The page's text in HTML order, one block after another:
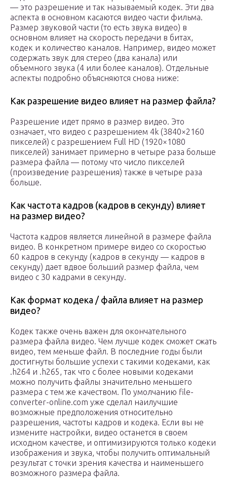
— это разрешение и так называемый кодек. Эти два
аспекта в основном касаются видео части фильма.
Размер звуковой части (то есть звука видео) в
основном влияет на скорость передачи в битах,
кодек и количество каналов. Например, видео может
содержать звук для стерео (два канала) или
объемного звука (4 или более каналов). Отдельные
аспекты подробно объясняются снова ниже:
Как разрешение видео влияет на размер файла?
Разрешение идет прямо в размер видео. Это
означает, что видео с разрешением 4k (3840×2160
пикселей) с разрешением Full HD (1920×1080
пикселей) занимает примерно в четыре раза больше
размера файла — потому что число пикселей
(произведение разрешения) также в четыре раза
больше.
Как частота кадров (кадров в секунду) влияет
на размер видео?
Частота кадров является линейной в размере файла
видео. В конкретном примере видео со скоростью
60 кадров в секунду (кадров в секунду — кадров в
секунду) дает вдвое больший размер файла, чем
видео с 30 кадрами в секунду.
Как формат кодека / файла влияет на размер
видео?
Кодек также очень важен для окончательного
размера файла видео. Чем лучше кодек сможет сжать
видео, тем меньше файл. В последние годы были
достигнуты большие успехи с такими кодеками, как
.h264 и .h265, так что с более новыми кодеками
можно получить файлы значительно меньшего
размера с тем же качеством. По умолчанию file-
converter-online.com уже сделал наилучшие
возможные предположения относительно
разрешения, частоты кадров и кодека. Если вы не
измените настройки, видео останется в своем
исходном качестве, и оптимизируются только кодеки
изображения и звука, чтобы получить оптимальный
результат с точки зрения качества и наименьшего
возможного размера файла.